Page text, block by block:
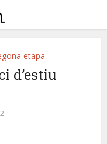
etapa
d’estiu